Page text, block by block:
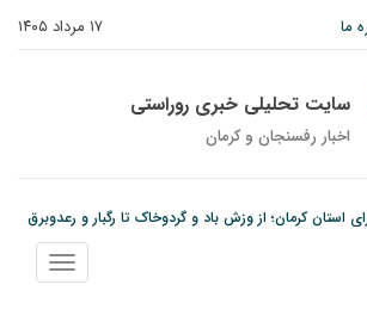
۱۷ مرداد ۱۴۰۵ ما
سایت تحلیلی خبری روراستی
اخبار رفسنجان و كرمان
استان کرمان؛ از وزش باد و گردوخاک تا رگبار و رعدوبرق
پیام رئیس کل دادگستری استان کرمان به مناسبت ۱۷ مردادماه سالروز شهادت شهید
نمایش
منو